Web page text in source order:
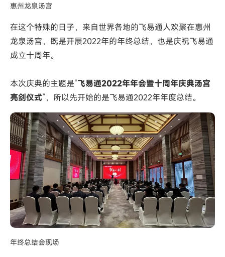
惠州龙泉汤宫
在这个特殊的日子，来自世界各地的飞易通人欢聚在惠州
龙泉汤宫，既是开展2022年的年终总结，也是庆祝飞易通
成立十周年。
本次庆典的主题是“飞易通2022年年会暨十周年庆典汤宫
亮剑仪式”，所以先开始的是飞易通2022年年度总结。
年终总结会现场